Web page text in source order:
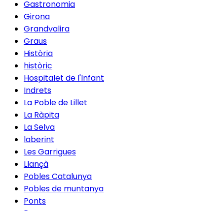
Gastronomia
Girona
Grandvalira
Graus
Història
històric
Hospitalet de l'Infant
Indrets
La Poble de Lillet
La Ràpita
La Selva
laberint
Les Garrigues
Llançà
Pobles Catalunya
Pobles de muntanya
Ponts